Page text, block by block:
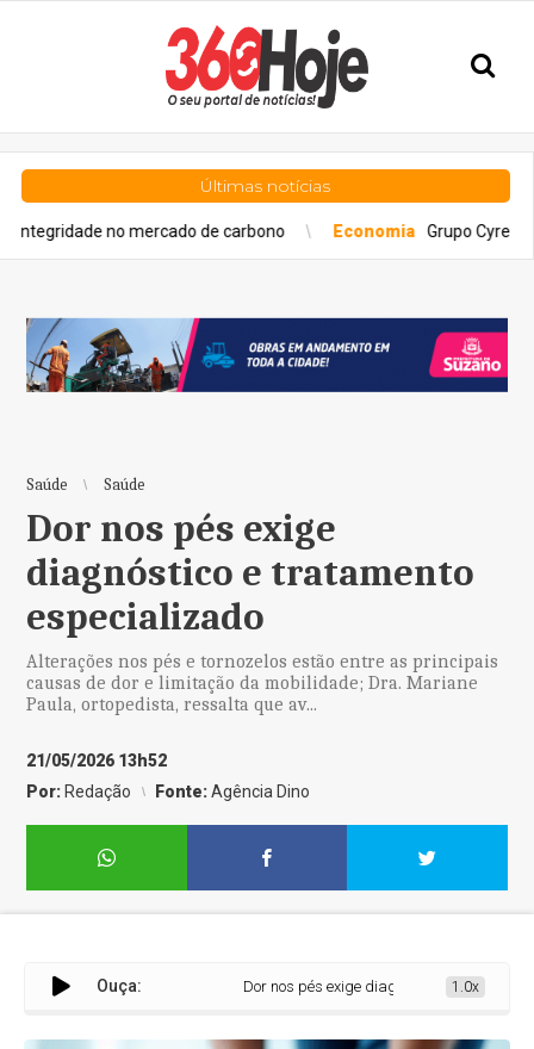
Últimas notícias
no mercado de carbono Economia Grupo Cyrela é
Saúde Saúde
Dor nos pés exige
diagnóstico e tratamento
especializado
Alterações nos pés e tornozelos estão entre as principais
causas de dor e limitação da mobilidade; Dra. Mariane
Paula, ortopedista, ressalta que av...
21/05/2026 13h52
Por: Redação Fonte:Agência Dino
Ouça: Dor nos pés exige diagnóstico e tratamento
1.0x